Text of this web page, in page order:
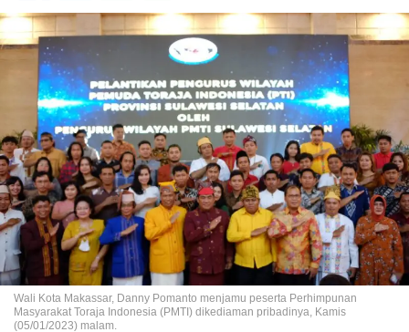
Wali Kota Makassar, Danny Pomanto menjamu peserta Perhimpunan
Masyarakat Toraja Indonesia (PMTI) dikediaman pribadinya, Kamis
(05/01/2023) malam.